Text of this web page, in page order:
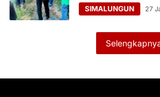
SIMALUNGUN 27